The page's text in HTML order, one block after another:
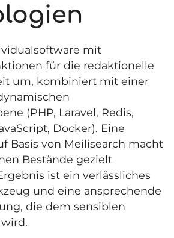
mit
für die redaktionelle
um, kombiniert mit einer
(PHP, Laravel, Redis,
Docker). Eine
Basis von Meilisearch macht
Bestände gezielt
ist ein verlässliches
und eine ansprechende
die dem sensiblen